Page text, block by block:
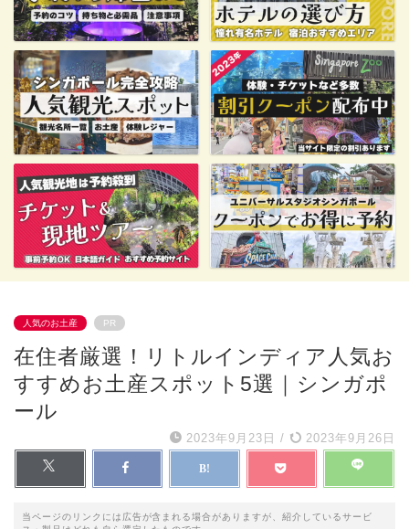
人気のお土産 PR
在住者厳選！リトルインディア人気お
すすめお土産スポット5選｜シンガポ
ール
2023年9月23日 / 2023年9月26日
当ページのリンクには広告が含まれる場合がありますが、紹介しているサービ